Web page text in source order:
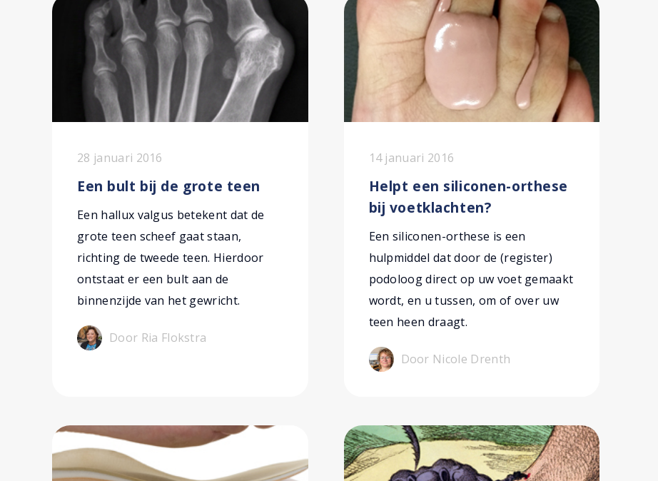
28 januari 2016
Een bult bij de grote teen
Een hallux valgus betekent dat de
grote teen scheef gaat staan,
richting de tweede teen. Hierdoor
ontstaat er een bult aan de
binnenzijde van het gewricht.
Door Ria Flokstra
14 januari 2016
Helpt een siliconen-orthese
bij voetklachten?
Een siliconen-orthese is een
hulpmiddel dat door de (register)
podoloog direct op uw voet gemaakt
wordt, en u tussen, om of over uw
teen heen draagt.
Door Nicole Drenth